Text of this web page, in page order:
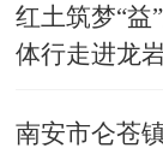
红土筑梦“益
体行走进龙
南安市仑苍